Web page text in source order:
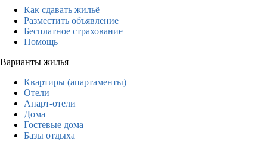
Как сдавать жильё
Разместить объявление
Бесплатное страхование
Помощь
Варианты жилья
Квартиры (апартаменты)
Отели
Апарт-отели
Дома
Гостевые дома
Базы отдыха